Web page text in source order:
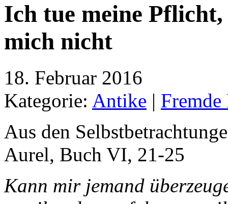
Ich tue meine
mich nicht
18. Februar 2016
Kategorie: Antike | Fremde
Aus den
Aurel, Buch VI, 21-25
Kann mir jemand